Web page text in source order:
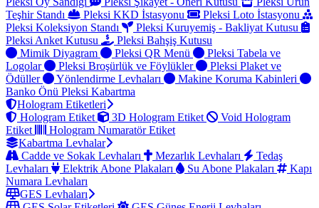
Teşhir Standı
Pleksi KKD İstasyonu
Pleksi Loto İstasyonu
Pleksi Koleksiyon Standı
Pleksi Kuruyemiş - Bakliyat Kutusu
Pleksi Anket Kutusu
Pleksi Bahşiş Kutusu
Mimik Diyagram
Pleksi QR Menü
Pleksi Tabela ve
Logolar
Pleksi Broşürlük ve Föylükler
Pleksi Plaket ve
Ödüller
Yönlendirme Levhaları
Makine Koruma Kabinleri
Banko Önü Pleksi Kabartma
Hologram Etiketleri
Hologram Etiket
3D Hologram Etiket
Void Hologram
Etiket
Hologram Numaratör Etiket
Kabartma Levhalar
Cadde ve Sokak Levhaları
Mezarlık Levhaları
Tedaş
Levhaları
Elektrik Abone Plakaları Su Abone Plakaları
Kapı
Numara Levhaları
GES Levhaları